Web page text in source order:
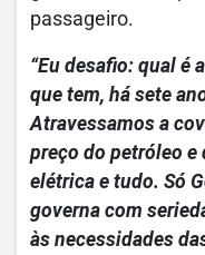
passageiro.
“Eu desafio: qual é
que tem, há sete
Atravessamos a
preço do petróleo
elétrica e tudo. Só
governa com
às necessidades